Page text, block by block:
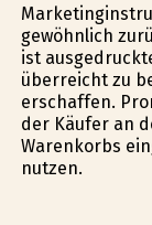
gewöhnlich
ist
überreicht zu
erschaffen.
der Käufer an
Warenkorbs
nutzen.